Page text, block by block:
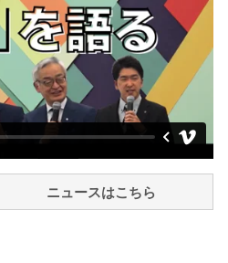
ニュースはこちら